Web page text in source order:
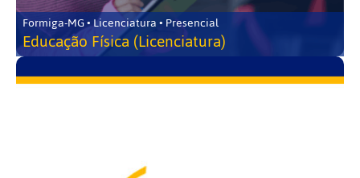
Formiga-MG • Licenciatura • Presencial
Educação Física (Licenciatura)